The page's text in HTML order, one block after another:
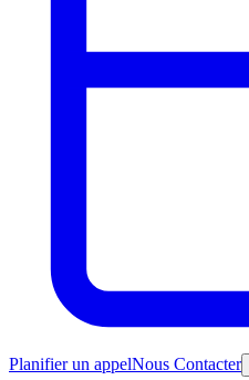
Planifier un appelNous Contacter